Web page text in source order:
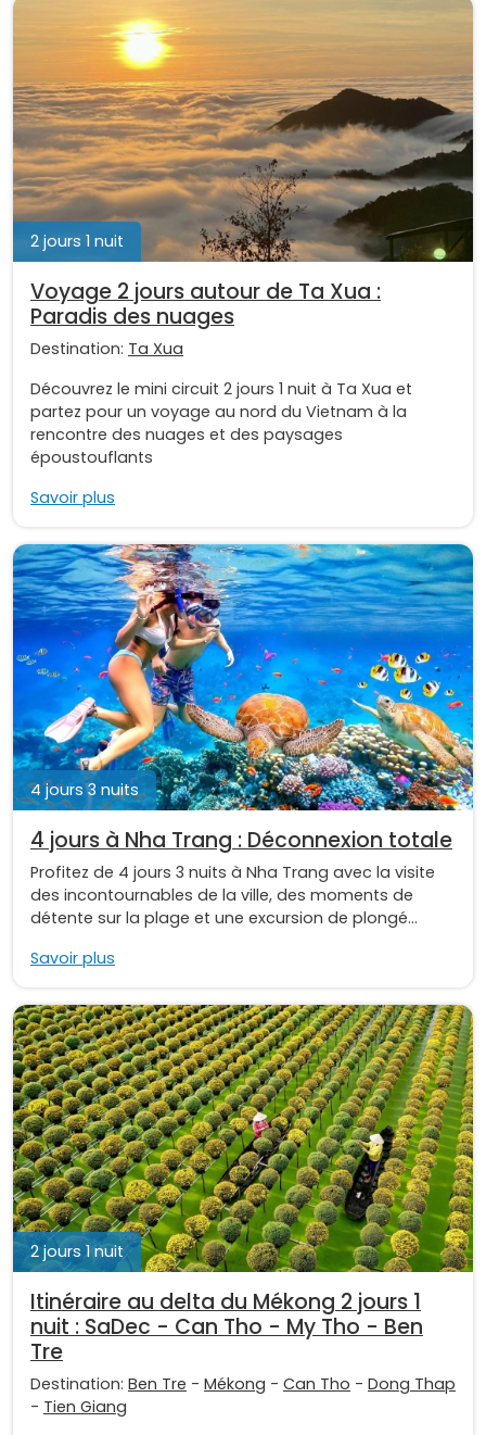
2 jours 1 nuit
Voyage 2 jours autour de Ta Xua :
Paradis des nuages
Destination: Ta Xua
Découvrez le mini circuit 2 jours 1 nuit à Ta Xua et
partez pour un voyage au nord du Vietnam à la
rencontre des nuages et des paysages
époustouflants
Savoir plus
4 jours 3 nuits
4 jours à Nha Trang : Déconnexion totale
Profitez de 4 jours 3 nuits à Nha Trang avec la visite
des incontournables de la ville, des moments de
détente sur la plage et une excursion de plongé...
Savoir plus
2 jours 1 nuit
Itinéraire au delta du Mékong 2 jours 1
nuit : SaDec - Can Tho - My Tho - Ben
Tre
Destination: Ben Tre - Mékong - Can Tho - Dong Thap
- Tien Giang